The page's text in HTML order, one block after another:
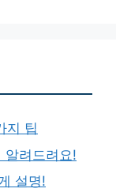
지 팁
알려드려요!
설명!